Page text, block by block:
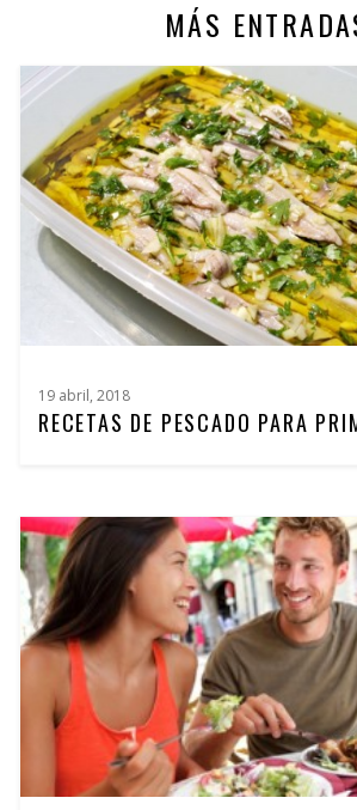
MÁS
19 abril, 2018
RECETAS DE PESCADO PARA